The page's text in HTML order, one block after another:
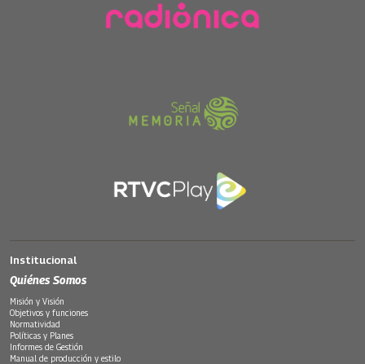
Institucional
Quiénes Somos
Misión y Visión
Objetivos y funciones
Normatividad
Políticas y Planes
Informes de Gestión
Manual de producción y estilo